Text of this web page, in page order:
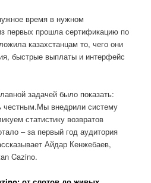
время в нужном
первых прошла сертификацию по
казахстанцам то, чего они
быстрые выплаты и интерфейс
задачей было показать:
честным.Мы внедрили систему
статистику возвратов
– за первый год аудитория
Айдар Кенжебаев,
Cazino.